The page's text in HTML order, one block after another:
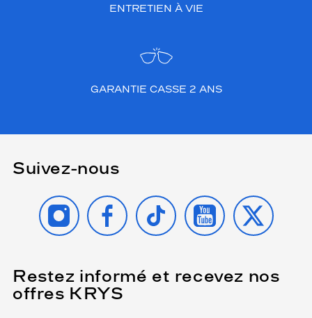
ENTRETIEN À VIE
GARANTIE CASSE 2 ANS
Suivez-nous
INSTAGRAMFACEBOOK
TIKTOK YOUTUBE
X
Restez informé et recevez nos
offres KRYS
Name
(Ce
champ
est
obligatoire)